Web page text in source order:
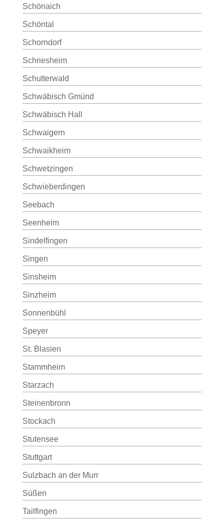
Schönaich
Schöntal
Schorndorf
Schriesheim
Schutterwald
Schwäbisch Gmünd
Schwäbisch Hall
Schwaigern
Schwaikheim
Schwetzingen
Schwieberdingen
Seebach
Seenheim
Sindelfingen
Singen
Sinsheim
Sinzheim
Sonnenbühl
Speyer
St. Blasien
Stammheim
Starzach
Steinenbronn
Stockach
Stutensee
Stuttgart
Sulzbach an der Murr
Süßen
Tailfingen